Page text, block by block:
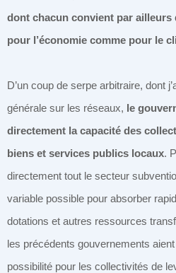
dont chacun convient par ailleurs
pour l’économie comme pour le
D’un coup de serpe arbitraire, dont
générale sur les réseaux, le
directement la capacité des
biens et services publics locaux.
directement tout le secteur
variable possible pour absorber
dotations et autres ressources
les précédents gouvernements
possibilité pour les collectivités de